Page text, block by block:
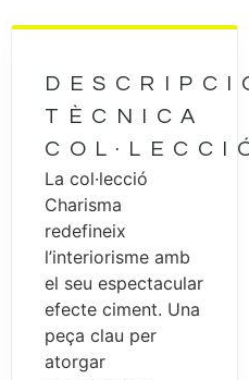
TÈCNICA
La col·lecció
Charisma
redefineix
l’interiorisme amb
el seu espectacular
efecte ciment. Una
peça clau per
atorgar